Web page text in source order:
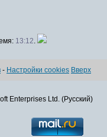
13:12.
- Настройки cookies Вверх
Enterprises Ltd. (Русский)